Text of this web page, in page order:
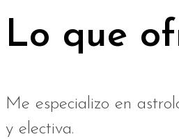
Lo que
Me especializo en
y electiva.